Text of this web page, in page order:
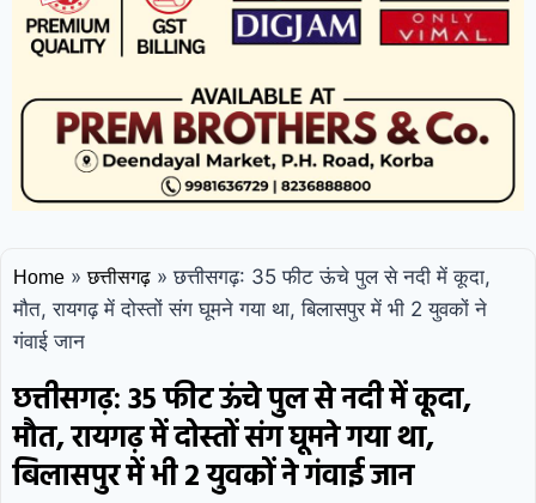
Home » छत्तीसगढ़ » छत्तीसगढ़: 35 फीट ऊंचे पुल से नदी में कूदा,
मौत, रायगढ़ में दोस्तों संग घूमने गया था, बिलासपुर में भी 2 युवकों ने
गंवाई जान
छत्तीसगढ़: 35 फीट ऊंचे पुल से नदी में कूदा,
मौत, रायगढ़ में दोस्तों संग घूमने गया था,
बिलासपुर में भी 2 युवकों ने गंवाई जान